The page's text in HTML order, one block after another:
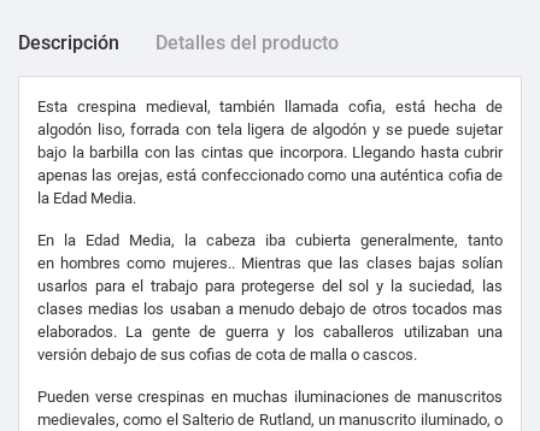
Descripción Detalles del producto
Esta crespina medieval, también llamada cofia, está hecha de
algodón liso, forrada con tela ligera de algodón y se puede sujetar
bajo la barbilla con las cintas que incorpora. Llegando hasta cubrir
apenas las orejas, está confeccionado como una auténtica cofia de
la Edad Media.
En la Edad Media, la cabeza iba cubierta generalmente, tanto
en hombres como mujeres.. Mientras que las clases bajas solían
usarlos para el trabajo para protegerse del sol y la suciedad, las
clases medias los usaban a menudo debajo de otros tocados mas
elaborados. La gente de guerra y los caballeros utilizaban una
versión debajo de sus cofias de cota de malla o cascos.
Pueden verse crespinas en muchas iluminaciones de manuscritos
medievales, como el Salterio de Rutland, un manuscrito iluminado, o